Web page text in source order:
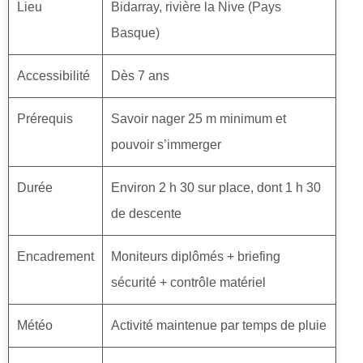
Lieu
Bidarray, rivière la Nive (Pays
Basque)
Accessibilité Dès 7 ans
Prérequis
Savoir nager 25 m minimum et
pouvoir s’immerger
Durée
Environ 2 h 30 sur place, dont 1 h 30
de descente
Encadrement
Moniteurs diplômés + briefing
sécurité + contrôle matériel
Météo Activité maintenue par temps de pluie